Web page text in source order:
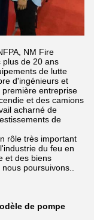
NM Fire
plus de 20 ans
de lutte
d'ingénieurs et
entreprise
et des camions
acharné de
de
rôle très important
du feu en
et des biens
poursuivons..
de pompe